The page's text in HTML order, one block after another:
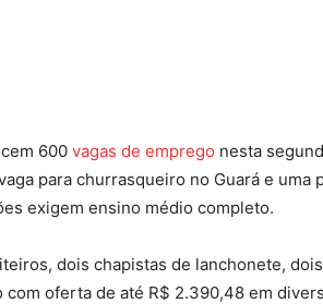
600 vagas de emprego nesta
para churrasqueiro no Guará e uma
exigem ensino médio completo.
dois chapistas de lanchonete, dois
oferta de até R$ 2.390,48 em